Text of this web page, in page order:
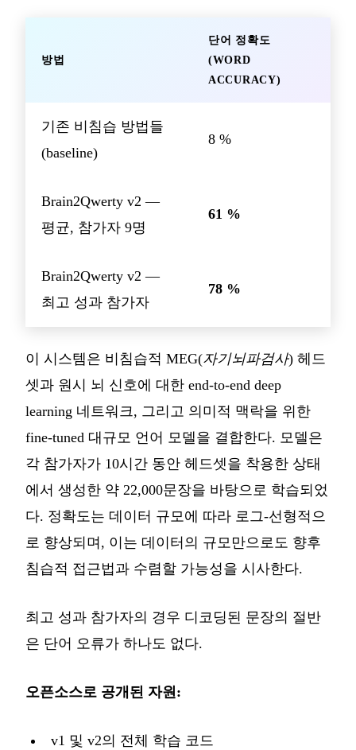
방법
단어 정확도
(WORD
ACCURACY)
기존 비침습 방법들
(baseline)
8 %
Brain2Qwerty v2 —
평균, 참가자 9명
61 %
Brain2Qwerty v2 —
최고 성과 참가자
78 %
이 시스템은 비침습적 MEG(자기뇌파검사) 헤드
셋과 원시 뇌 신호에 대한 end-to-end deep
learning 네트워크, 그리고 의미적 맥락을 위한
fine-tuned 대규모 언어 모델을 결합한다. 모델은
각 참가자가 10시간 동안 헤드셋을 착용한 상태
에서 생성한 약 22,000문장을 바탕으로 학습되었
다. 정확도는 데이터 규모에 따라 로그-선형적으
로 향상되며, 이는 데이터의 규모만으로도 향후
침습적 접근법과 수렴할 가능성을 시사한다.
최고 성과 참가자의 경우 디코딩된 문장의 절반
은 단어 오류가 하나도 없다.
오픈소스로 공개된 자원:
v1 및 v2의 전체 학습 코드